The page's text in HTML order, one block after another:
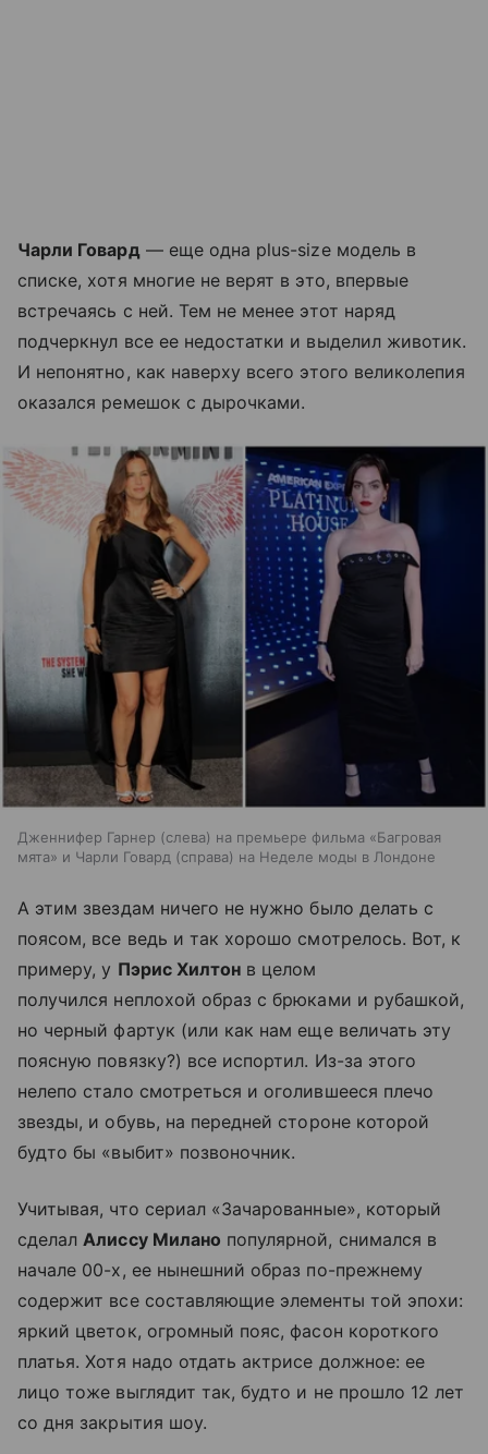
Чарли Говард— еще одна plus-size модель в
списке, хотя многие не верят в это, впервые
встречаясь с ней. Тем не менее этот наряд
подчеркнул все ее недостатки и выделил животик.
И непонятно, как наверху всего этого великолепия
оказался ремешок с дырочками.
Дженнифер Гарнер (слева) на премьере фильма «Багровая
мята» и Чарли Говард (справа) на Неделе моды в Лондоне
А этим звездам ничего не нужно было делать с
поясом, все ведь и так хорошо смотрелось. Вот, к
примеру, у Пэрис Хилтон в целом
получился неплохой образ с брюками и рубашкой,
но черный фартук (или как нам еще величать эту
поясную повязку?) все испортил. Из-за этого
нелепо стало смотреться и оголившееся плечо
звезды, и обувь, на передней стороне которой
будто бы «выбит» позвоночник.
Учитывая, что сериал «Зачарованные», который
сделалАлиссу Милано популярной, снимался в
начале 00-х, ее нынешний образ по-прежнему
содержит все составляющие элементы той эпохи:
яркий цветок, огромный пояс, фасон короткого
платья. Хотя надо отдать актрисе должное: ее
лицо тоже выглядит так, будто и не прошло 12 лет
со дня закрытия шоу.